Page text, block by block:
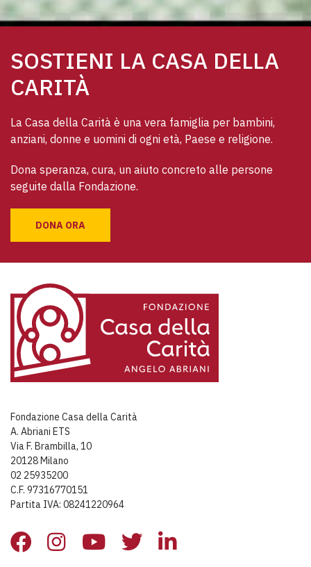
SOSTIENI LA CASA DELLA
CARITÀ
La Casa della Carità è una vera famiglia per bambini,
anziani, donne e uomini di ogni età, Paese e religione.
Dona speranza, cura, un aiuto concreto alle persone
seguite dalla Fondazione.
DONA ORA
Fondazione Casa della Carità
A. Abriani ETS
Via F. Brambilla, 10
20128 Milano
02 25935200
C.F. 97316770151
Partita IVA: 08241220964